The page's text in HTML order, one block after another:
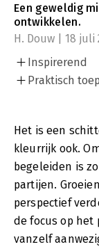
Een geweldig
ontwikkelen.
H. Douw | 18 juli
Inspirerend
Praktisch
Het is een
kleurrijk ook.
begeleiden is
partijen.
perspectief
de focus op het
vanzelf